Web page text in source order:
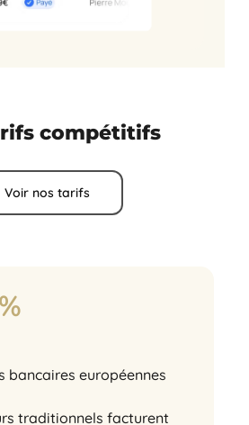
compétitifs
Voir nos tarifs
%
bancaires européennes
traditionnels facturent